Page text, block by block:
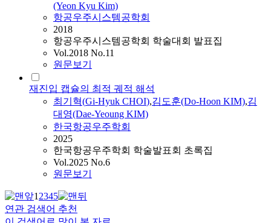
(Yeon Kyu Kim)
항공우주시스템공학회
2018
항공우주시스템공학회 학술대회 발표집
Vol.2018 No.11
원문보기
재진입 캡슐의 최적 궤적 해석
최기혁(Gi-Hyuk CHOI),김도훈(Do-Hoon KIM),김
대영(Dae-Yeoung KIM)
한국항공우주학회
2025
한국항공우주학회 학술발표회 초록집
Vol.2025 No.6
원문보기
12345
연관 검색어 추천